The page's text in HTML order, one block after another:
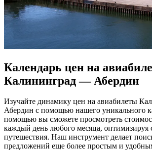
Календарь цен на
Калининград — Абердин
Изучайте динамику цен на авиабилеты
Абердин с помощью нашего уникального
помощью вы сможете просмотреть
каждый день любого месяца, оптимизируя
путешествия. Наш инструмент делает
предложений еще более простым и